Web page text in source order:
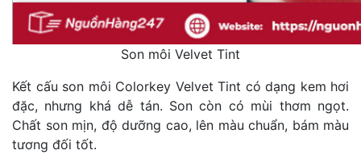
Son môi Velvet Tint
Kết cấu son môi Colorkey Velvet Tint có dạng kem hơi
đặc, nhưng khá dễ tán. Son còn có mùi thơm ngọt.
Chất son mịn, độ dưỡng cao, lên màu chuẩn, bám màu
tương đối tốt.